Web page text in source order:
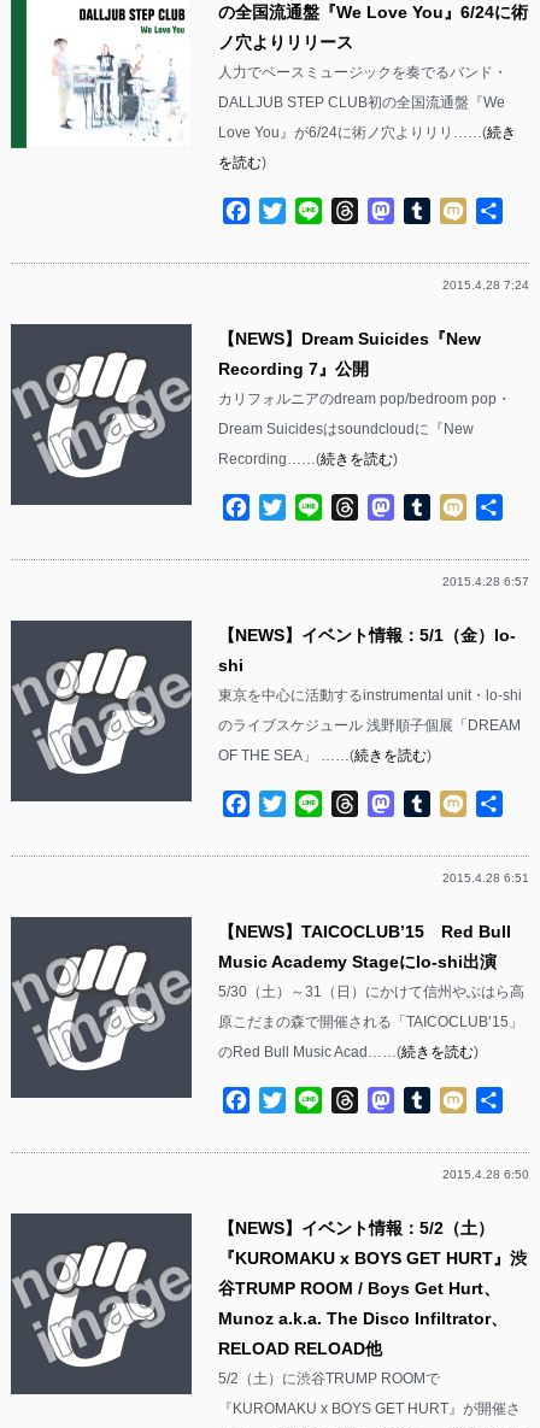
の全国流通盤『We Love You』6/24に術
ノ穴よりリリース
人力でベースミュージックを奏でるバンド・
DALLJUB STEP CLUB初の全国流通盤『We
Love You』が6/24に術ノ穴よりリリ……(続き
を読む)
Facebook
TwitterLine ThreadsMastodon
Tumblr
Mixi
2015.4.28 7:24
【NEWS】Dream Suicides『New
Recording 7』公開
カリフォルニアのdream pop/bedroom pop・
Dream Suicidesはsoundcloudに『New
Recording……(続きを読む)
Facebook
TwitterLine ThreadsMastodon
Tumblr
Mixi
2015.4.28 6:57
【NEWS】イベント情報：5/1（金）lo-
shi
東京を中心に活動するinstrumental unit・lo-shi
のライブスケジュール 浅野順子個展「DREAM
OF THE SEA」 ……(続きを読む)
Facebook
TwitterLine ThreadsMastodon
Tumblr
Mixi
2015.4.28 6:51
【NEWS】TAICOCLUB’15 Red Bull
Music Academy Stageにlo-shi出演
5/30（土）～31（日）にかけて信州やぶはら高
原こだまの森で開催される「TAICOCLUB’15」
のRed Bull Music Acad……(続きを読む)
Facebook
TwitterLine ThreadsMastodon
Tumblr
Mixi
2015.4.28 6:50
【NEWS】イベント情報：5/2（土）
『KUROMAKU x BOYS GET HURT』渋
谷TRUMP ROOM / Boys Get Hurt、
Munoz a.k.a. The Disco Infiltrator、
RELOAD RELOAD他
5/2（土）に渋谷TRUMP ROOMで
『KUROMAKU x BOYS GET HURT』が開催さ